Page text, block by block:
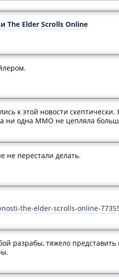
Elder Scrolls Online
к этой новости
ни одна ММО не цепляла
не перестали делать.
the-elder-scrolls-online-
разрабы, тяжело